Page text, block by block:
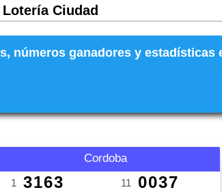
Ciudad
ganadores y
Cordoba
1 3163 11 0037